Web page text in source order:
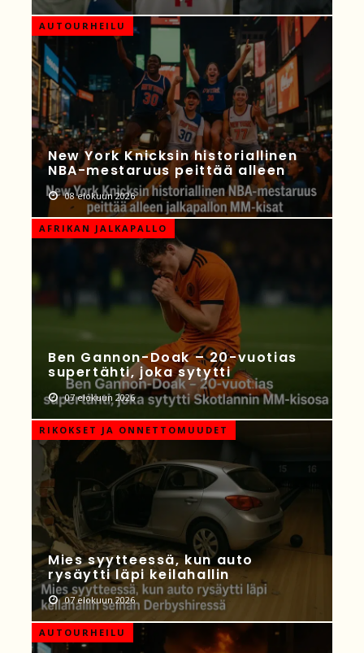
AUTOURHEILU
New York Knicksin historiallinen
NBA-mestaruus peittää alleen
08 elokuun 2026
AFRIKAN JALKAPALLO
Ben Gannon-Doak – 20-vuotias
supertähti, joka sytytti
07 elokuun 2026
RIKOKSET JA ONNETTOMUUDET
Mies syytteessä, kun auto
rysäytti läpi keilahallin
07 elokuun 2026
AUTOURHEILU